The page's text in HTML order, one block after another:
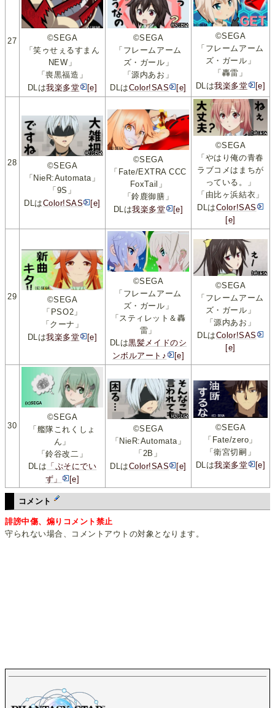
27
©SEGA
「笑ゥせぇるすまん
NEW」
「喪黒福造」
DLは我楽多堂 [e]
©SEGA
「フレームアーム
ズ・ガール」
「源内あお」
DLはColor!SAS [e]
©SEGA
「フレームアーム
ズ・ガール」
「轟雷」
DLは我楽多堂 [e]
28
©SEGA
「NieR:Automata」
「9S」
DLはColor!SAS [e]
©SEGA
「Fate/EXTRA CCC
FoxTail」
「鈴鹿御膳」
DLは我楽多堂 [e]
©SEGA
「やはり俺の青春
ラブコメはまちが
っている。」
「由比ヶ浜結衣」
DLはColor!SAS
[e]
29
©SEGA
「PSO2」
「クーナ」
DLは我楽多堂 [e]
©SEGA
「フレームアーム
ズ・ガール」
「スティレット＆轟
雷」
DLは黒髪メイドのシ
ンボルアート♪
[e]
©SEGA
「フレームアーム
ズ・ガール」
「源内あお」
DLはColor!SAS
[e]
30
©SEGA
「艦隊これくしょ
ん」
「鈴谷改二」
DLは 「ぷそにでい
ず」
[e]
©SEGA
「NieR:Automata」
「2B」
DLはColor!SAS [e]
©SEGA
「Fate/zero」
「衛宮切嗣」
DLは我楽多堂 [e]
コメント
誹謗中傷、煽りコメント禁止
守られない場合、コメントアウトの対象となります。